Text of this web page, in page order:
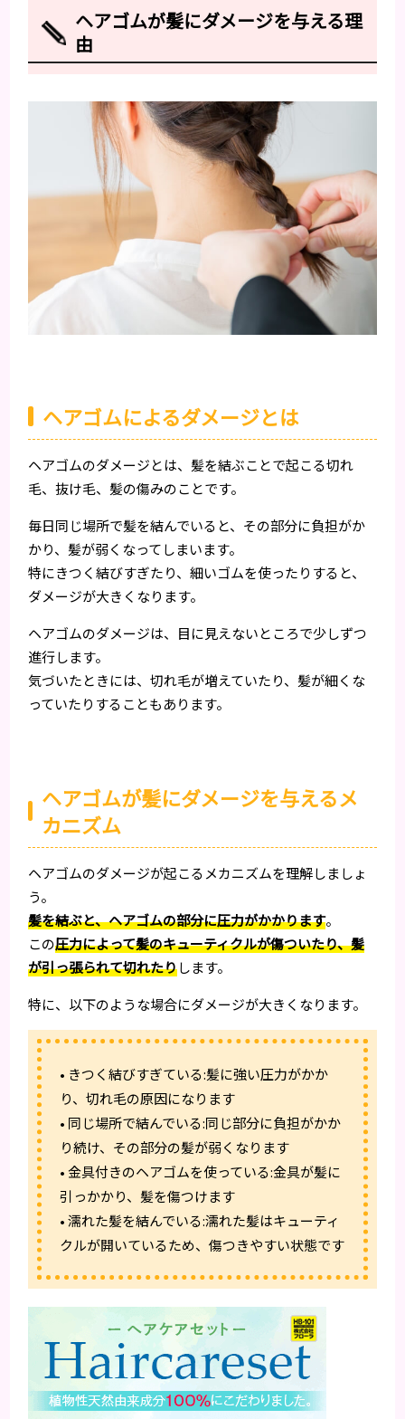
ヘアゴムが髪にダメージを与える理
由
ヘアゴムによるダメージとは
ヘアゴムのダメージとは、髪を結ぶことで起こる切れ
毛、抜け毛、髪の傷みのことです。
毎日同じ場所で髪を結んでいると、その部分に負担がか
かり、髪が弱くなってしまいます。
特にきつく結びすぎたり、細いゴムを使ったりすると、
ダメージが大きくなります。
ヘアゴムのダメージは、目に見えないところで少しずつ
進行します。
気づいたときには、切れ毛が増えていたり、髪が細くな
っていたりすることもあります。
ヘアゴムが髪にダメージを与えるメ
カニズム
ヘアゴムのダメージが起こるメカニズムを理解しましょ
う。
髪を結ぶと、ヘアゴムの部分に圧力がかかります。
この圧力によって髪のキューティクルが傷ついたり、髪
が引っ張られて切れたりします。
特に、以下のような場合にダメージが大きくなります。
• きつく結びすぎている:髪に強い圧力がかか
り、切れ毛の原因になります
• 同じ場所で結んでいる:同じ部分に負担がかか
り続け、その部分の髪が弱くなります
• 金具付きのヘアゴムを使っている:金具が髪に
引っかかり、髪を傷つけます
• 濡れた髪を結んでいる:濡れた髪はキューティ
クルが開いているため、傷つきやすい状態です